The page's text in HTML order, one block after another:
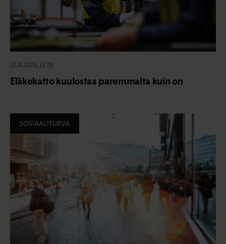
22.4.2026 12:28
Eläkekatto kuulostaa paremmalta kuin on
SOSIAALITURVA